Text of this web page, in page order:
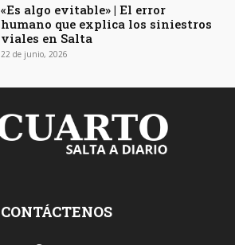
«Es algo evitable» | El error
humano que explica los siniestros
viales en Salta
22 de junio, 2026
CONTÁCTENOS